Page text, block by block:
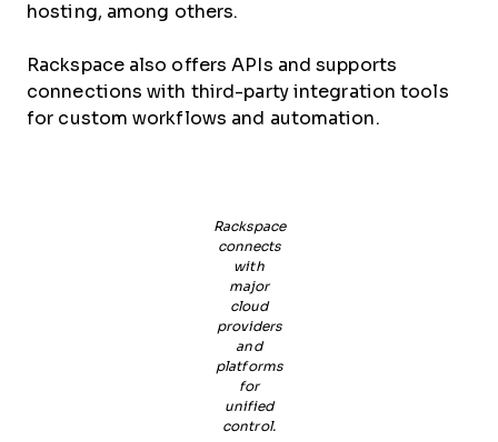
hosting, among others.
Rackspace also offers APIs and supports
connections with third-party integration tools
for custom workflows and automation.
Rackspace
connects
with
major
cloud
providers
and
platforms
for
unified
control.